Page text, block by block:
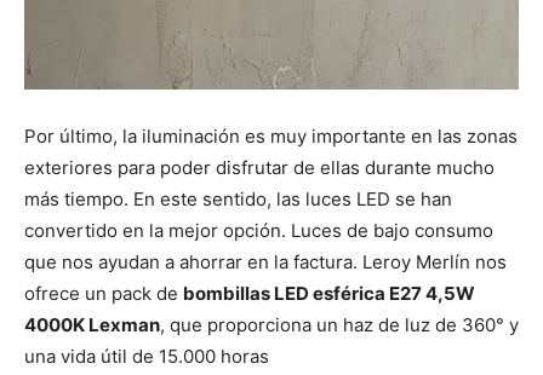
Por último, la iluminación es muy importante en las zonas
exteriores para poder disfrutar de ellas durante mucho
más tiempo. En este sentido, las luces LED se han
convertido en la mejor opción. Luces de bajo consumo
que nos ayudan a ahorrar en la factura. Leroy Merlín nos
ofrece un pack de bombillas LED esférica E27 4,5W
4000K Lexman, que proporciona un haz de luz de 360° y
una vida útil de 15.000 horas